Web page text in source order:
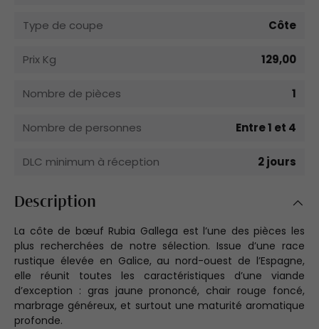
Description
La côte de bœuf Rubia Gallega est l’une des pièces les
plus recherchées de notre sélection. Issue d’une race
rustique élevée en Galice, au nord-ouest de l’Espagne,
elle réunit toutes les caractéristiques d’une viande
d’exception : gras jaune prononcé, chair rouge foncé,
marbrage généreux, et surtout une maturité aromatique
profonde.
Type de coupe Côte
Prix Kg 129,00
Nombre de pièces 1
Nombre de personnes Entre 1 et 4
DLC minimum à réception 2 jours